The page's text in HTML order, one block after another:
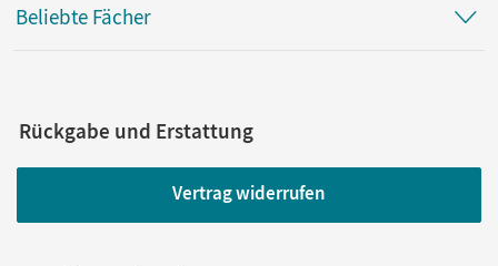
Beliebte Fächer
Rückgabe und Erstattung
Vertrag widerrufen